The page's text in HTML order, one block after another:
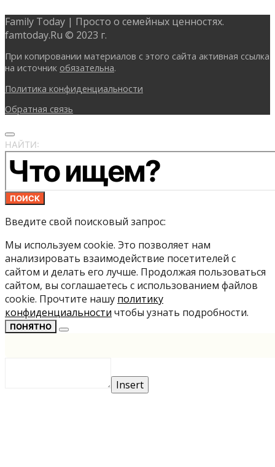
Family Today | Просто о семейных ценностях.
famtoday.Ru © 2023 г.
При копировании материалов с этого сайта активная ссылка
на источник обязательна.
Политика конфиденциальности
Обратная связь
НАЙТИ:
ПОИСК
Введите свой поисковый запрос:
Мы используем cookie. Это позволяет нам
анализировать взаимодействие посетителей с
сайтом и делать его лучше. Продолжая пользоваться
сайтом, вы соглашаетесь с использованием файлов
cookie. Прочтите нашу политику
конфиденциальности чтобы узнать подробности.
ПОНЯТНО
Insert